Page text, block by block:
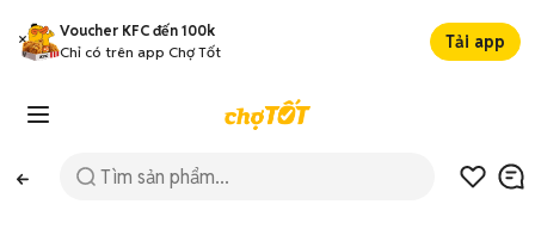
Voucher KFC đến 100k
Chỉ có trên app Chợ Tốt
Tải app